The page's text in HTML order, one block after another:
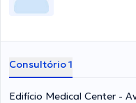
Consultório 1
Edifício Medical Center -